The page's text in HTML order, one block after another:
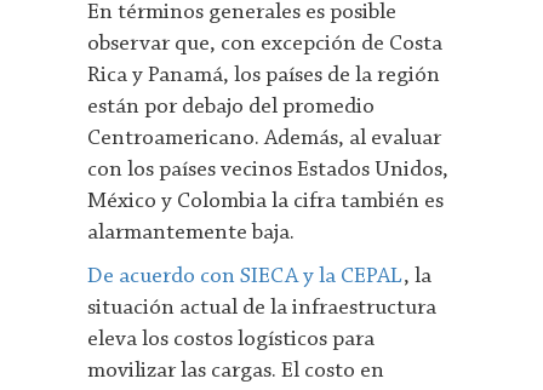
En términos generales es posible
observar que, con excepción de Costa
Rica y Panamá, los países de la región
están por debajo del promedio
Centroamericano. Además, al evaluar
con los países vecinos Estados Unidos,
México y Colombia la cifra también es
alarmantemente baja.
De acuerdo con SIECA y la CEPAL, la
situación actual de la infraestructura
eleva los costos logísticos para
movilizar las cargas. El costo en